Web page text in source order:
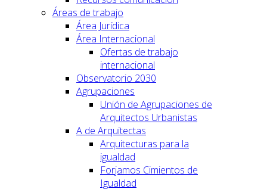
Áreas de trabajo
Área Jurídica
Área Internacional
Ofertas de trabajo
internacional
Observatorio 2030
Agrupaciones
Unión de Agrupaciones de
Arquitectos Urbanistas
A de Arquitectas
Arquitecturas para la
igualdad
Forjamos Cimientos de
Igualdad